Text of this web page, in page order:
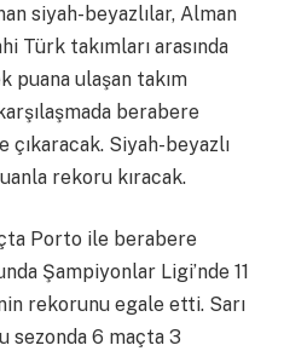
siyah-beyazlılar, Alman
Türk takımları arasında
puana ulaşan takım
berabere
çıkaracak. Siyah-beyazlı
rekoru kıracak.
Porto ile berabere
Şampiyonlar Ligi’nde 11
rekorunu egale etti. Sarı
sezonda 6 maçta 3